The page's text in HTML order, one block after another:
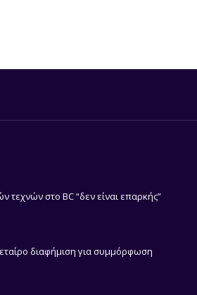
στο BC “δεν είναι επαρκής”
διαφήμιση για συμμόρφωση